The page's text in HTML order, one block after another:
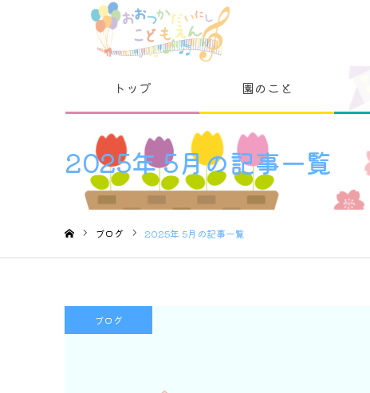
トップ 園のこと
2025年 5月の記事一覧
ブログ 2025年 5月の記事一覧
ブログ